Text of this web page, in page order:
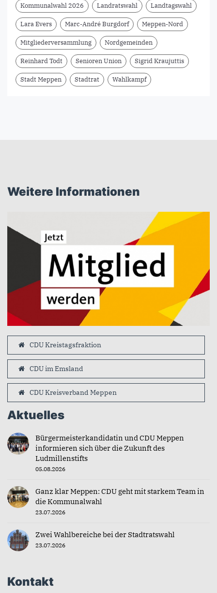
Kommunalwahl 2026 Landratswahl Landtagswahl
Lara Evers Marc-André Burgdorf Meppen-Nord
Mitgliederversammlung Nordgemeinden
Reinhard Todt Senioren Union Sigrid Kraujuttis
Stadt Meppen Stadtrat Wahlkampf
Weitere Informationen
CDU Kreistagsfraktion
CDU im Emsland
CDU Kreisverband Meppen
Aktuelles
Bürgermeisterkandidatin und CDU Meppen
informieren sich über die Zukunft des
Ludmillenstifts
05.08.2026
Ganz klar Meppen: CDU geht mit starkem Team in
die Kommunalwahl
23.07.2026
Zwei Wahlbereiche bei der Stadtratswahl
23.07.2026
Kontakt